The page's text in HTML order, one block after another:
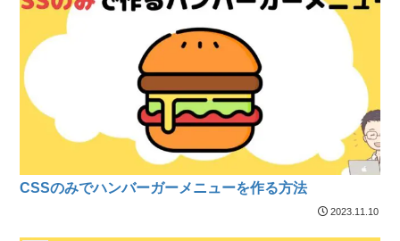
CSSのみでハンバーガーメニューを作る方法
2023.11.10